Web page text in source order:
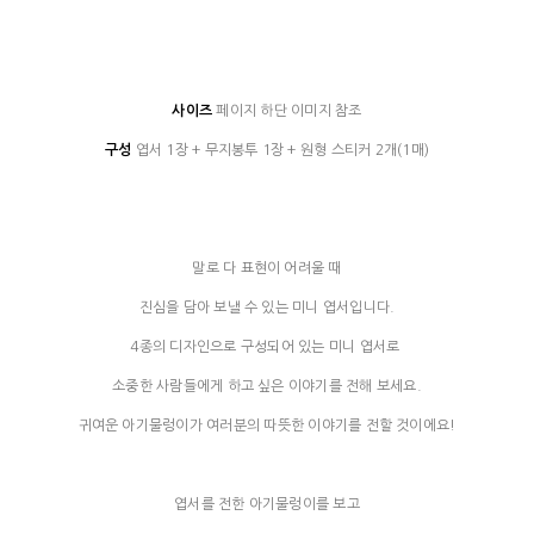
사이즈페이지 하단 이미지 참조
구성 엽서 1장 + 무지봉투 1장 + 원형 스티커 2개(1매)
말로 다 표현이 어려울 때
진심을 담아 보낼 수 있는 미니 엽서입니다.
4종의 디자인으로 구성되어 있는 미니 엽서로
소중한 사람들에게 하고 싶은 이야기를 전해 보세요.
귀여운 아기물렁이가 여러분의 따뜻한 이야기를 전할 것이에요!
엽서를 전한 아기물렁이를 보고